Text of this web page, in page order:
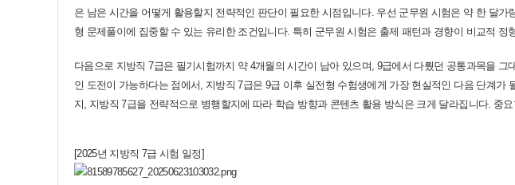
은 남은 시간을 어떻게 활용할지 전략적인 판단이 필요한 시점입니다. 우선 군무원 시험은 약 한 달가
형 문제풀이에 집중할 수 있는 유리한 조건입니다. 특히 군무원 시험은 출제 패턴과 경향이 비교적
다음으로 지방직 7급은 필기시험까지 약 4개월의 시간이 남아 있으며, 9급에서 다뤘던 공통과목을
인 도전이 가능하다는 점에서, 지방직 7급은 9급 이후 실전형 수험생에게 가장 현실적인 다음 단계가
지, 지방직 7급을 전략적으로 병행할지에 따라 학습 방향과 콘텐츠 활용 방식은 크게 달라집니다. 중
[2025년 지방직 7급 시험 일정]